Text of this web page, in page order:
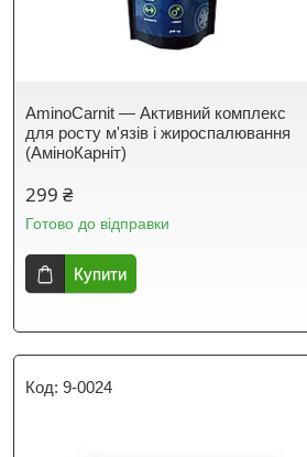
AminoCarnit — Активний комплекс
для росту м'язів і жироспалювання
(АміноКарніт)
299 ₴
Готово до відправки
Купити
9-0024